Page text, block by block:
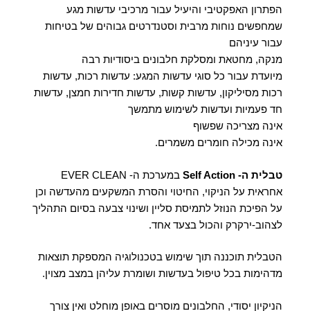
הפתרון האפקטיבי והיעיל עבור מרכיבי עדשות מגע
שמחפשים נוחות מרבית וסטנדרטים גבוהים של בטיחות
עבור עיניהם
מנקה, מחטאת ומסלקת חלבונים ביסודיות רבה
מיועדת עבור כל סוגי עדשות המגע: עדשות רכות, עדשות
רכות מסיליקון, עדשות קשות, עדשות חדירות חמצן, עדשות
חד פעמיות ועדשות לשימוש מתמשך
אינה מצריכה שפשוף
אינה מכילה חומרים משמרים.
טבלית ה- Self Action
במערכת ה- EVER CLEAN
אחראית על הניקוי, החיטוי והסרת המשקעים מהעדשה וכן
על הפיכת הנוזל לתמיסת סליין ושינוי צבעה בסיום התהליך
לצהוב-ירקרק והכול בצעד אחד.
הטבלית תוכננה תוך שימוש בטכנולוגיה המספקת תוצאות
מדהימות בכל טיפול בעדשות ושומרת עליהן במצב מצוין.
הניקיון יסודי, החלבונים מוסרים באופן מוחלט ואין צורך